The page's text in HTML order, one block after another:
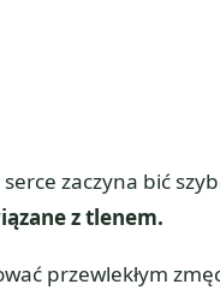
zaczyna bić
z tlenem.
przewlekłym